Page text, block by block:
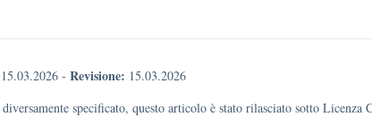
15.03.2026 - Revisione: 15.03.2026
specificato, questo articolo è stato rilasciato sotto